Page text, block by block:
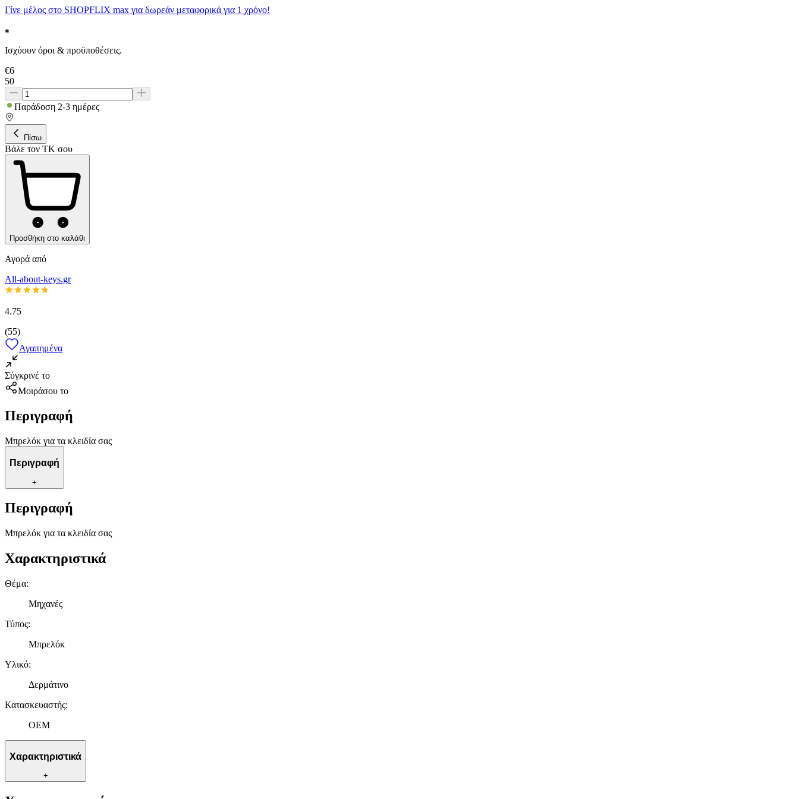
Γίνε μέλος στο SHOPFLIX max για δωρεάν μεταφορικά για 1 χρόνο!
Ισχύουν όροι & προϋποθέσεις.
€6
50
Παράδοση 2-3 ημέρες
Πίσω
Βάλε τον ΤΚ σου
Προσθήκη στο καλάθι
Αγορά από
All-about-keys.gr
4.75
(55)
Αγαπημένα
Σύγκρινέ το
Μοιράσου το
Περιγραφή
Μπρελόκ για τα κλειδία σας
Περιγραφή
+
Περιγραφή
Μπρελόκ για τα κλειδία σας
Χαρακτηριστικά
Θέμα:
Μηχανές
Τύπος:
Μπρελόκ
Υλικό:
Δερμάτινο
Κατασκευαστής:
OEM
Χαρακτηριστικά
+